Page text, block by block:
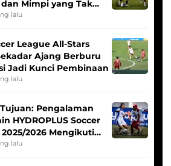
Mimpi yang Tak
lalu
League All-Stars
Ajang Berburu
Jadi Kunci Pembinaan
lalu
Pengalaman
HYDROPLUS Soccer
2026 Mengikuti
Putri
lalu